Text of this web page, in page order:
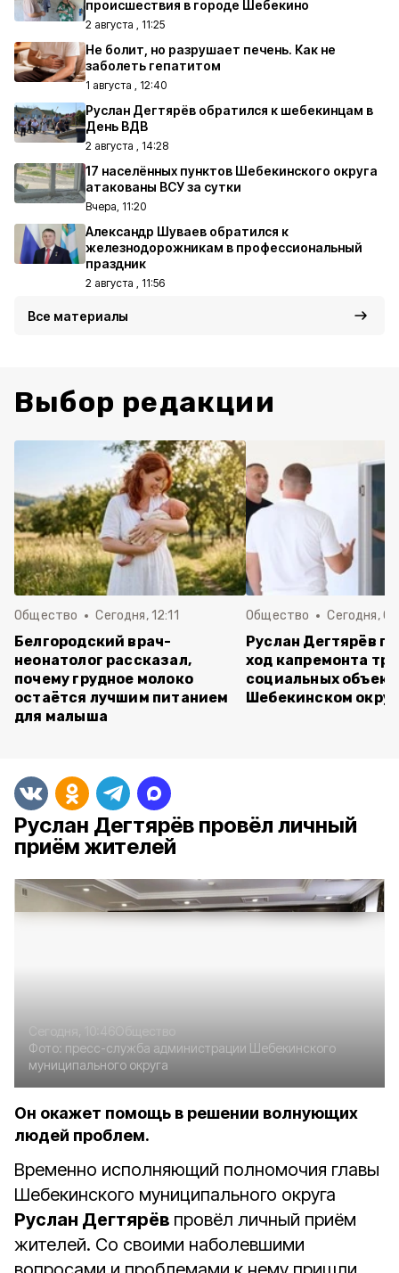
происшествия в городе Шебекино
2 августа , 11:25
Не болит, но разрушает печень. Как не
заболеть гепатитом
1 августа , 12:40
Руслан Дегтярёв обратился к шебекинцам в
День ВДВ
2 августа , 14:28
17 населённых пунктов Шебекинского округа
атакованы ВСУ за сутки
Вчера, 11:20
Александр Шуваев обратился к
железнодорожникам в профессиональный
праздник
2 августа , 11:56
Все материалы
Выбор редакции
Общество Сегодня, 12:11
Белгородский врач-
неонатолог рассказал,
почему грудное молоко
остаётся лучшим питанием
для малыша
Общество Сегодня,
Руслан Дегтярёв
ход капремонта
социальных
Шебекинском
Руслан Дегтярёв провёл личный
приём жителей
Фото: пресс-служба администрации Шебекинского
муниципального округа
Он окажет помощь в решении волнующих
людей проблем.
Временно исполняющий полномочия главы
Шебекинского муниципального округа
Руслан Дегтярёв провёл личный приём
жителей. Со своими наболевшими